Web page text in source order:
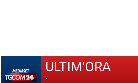
ULTIM'ORA
-